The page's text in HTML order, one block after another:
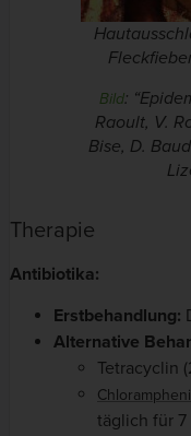
Bild:
Raoult, V.
Bise, D.
Therapie
Antibiotika:
Erstbehandlung:
Alternative
Tetracyclin
täglich für 7